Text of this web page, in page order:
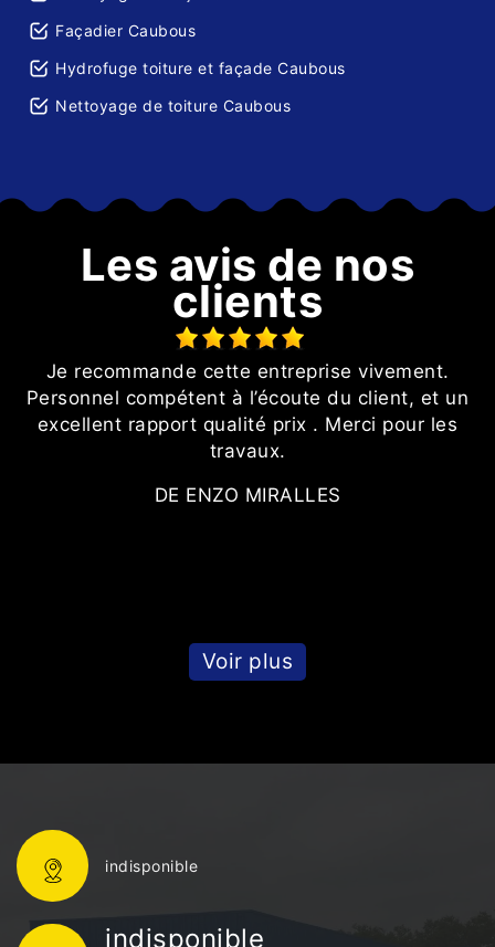
Façadier Caubous
Hydrofuge toiture et façade Caubous
Nettoyage de toiture Caubous
Les avis de nos
clients
Je recommande cette entreprise vivement.
Personnel compétent à l’écoute du client, et un
excellent rapport qualité prix . Merci pour les
travaux.
DE ENZO MIRALLES
Voir plus
indisponible
indisponible